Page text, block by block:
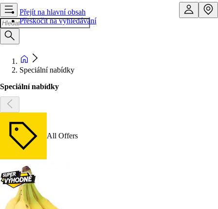
Přejít na hlavní obsah
Přeskočit na vyhledávání
Speciální nabídky
Speciální nabídky
All Offers